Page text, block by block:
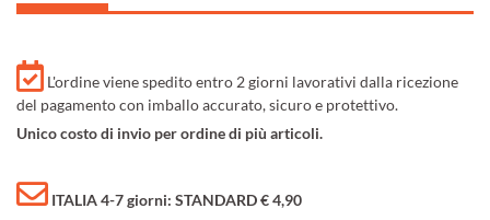
L'ordine viene spedito entro 2 giorni lavorativi dalla ricezione
del pagamento con imballo accurato, sicuro e protettivo.
Unico costo di invio per ordine di più articoli.
ITALIA 4-7 giorni: STANDARD € 4,90